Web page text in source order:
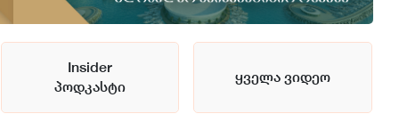
Insider
პოდკასტი
ყველა ვიდეო